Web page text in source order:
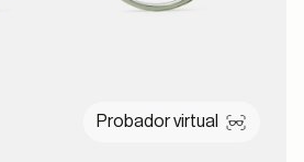
Probador virtual